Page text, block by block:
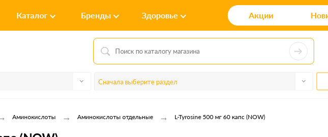
Каталог Бренды Здоровье Акции
Сначала выберите раздел
Аминокислоты → Аминокислоты отдельные → L-Tyrosine 500 мг 60 капс (NOW)